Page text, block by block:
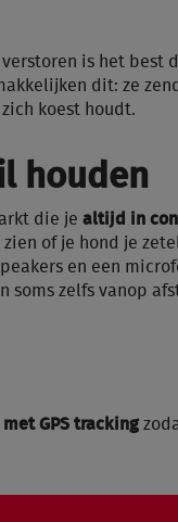
is het best
dit: ze
koest houdt.
houden
die je altijd in
of je hond je
en een
soms zelfs vanop
GPS tracking